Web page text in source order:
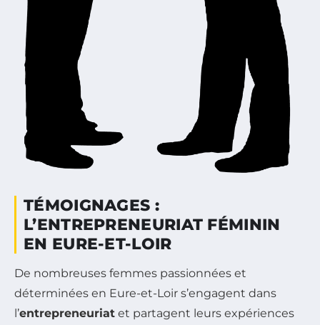
TÉMOIGNAGES :
L’ENTREPRENEURIAT FÉMININ
EN EURE-ET-LOIR
De nombreuses femmes passionnées et
déterminées en Eure-et-Loir s’engagent dans
l’entrepreneuriat et partagent leurs expériences